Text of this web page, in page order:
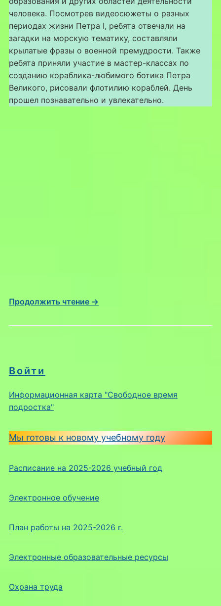
Войти
Информационная карта "Свободное время
подростка"
Мы готовы к новому учебному году
Расписание на 2025-2026 учебный год
Электронное обучение
План работы на 2025-2026 г.
Электронные образовательные ресурсы
Охрана труда
человека. Посмотрев видеосюжеты о разных
периодах жизни Петра I, ребята отвечали на
загадки на морскую тематику, составляли
крылатые фразы о военной премудрости. Также
ребята приняли участие в мастер-классах по
созданию кораблика-любимого ботика Петра
Великого, рисовали флотилию кораблей. День
прошел познавательно и увлекательно.
Продолжить чтение →